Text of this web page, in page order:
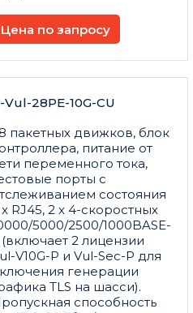
Цена по запросу
Vul-28PE-10G-CU
пакетных движков, блок
питание от
переменного тока,
порты с
состояния
RJ45, 2 x 4-скоростных
5000/2500/1000BASE-
(включает 2 лицензии
V10G-P и Vul-Sec-P для
генерации
TLS на шасси).
способность